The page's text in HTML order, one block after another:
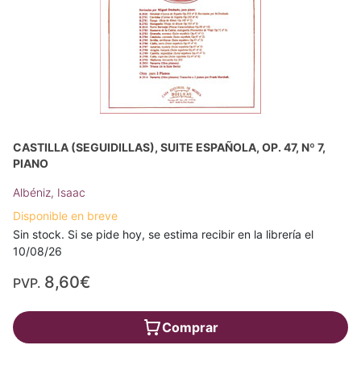
CASTILLA (SEGUIDILLAS), SUITE ESPAÑOLA, OP. 47, Nº 7,
PIANO
Albéniz, Isaac
Disponible en breve
Sin stock. Si se pide hoy, se estima recibir en la librería el
10/08/26
PVP. 8,60€
Comprar